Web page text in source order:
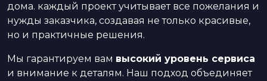
дома. каждый проект учитывает все пожелания и
нужды заказчика, создавая не только красивые,
но и практичные решения.
Мы гарантируем вам высокий уровень сервиса
и внимание к деталям. Наш подход объединяет